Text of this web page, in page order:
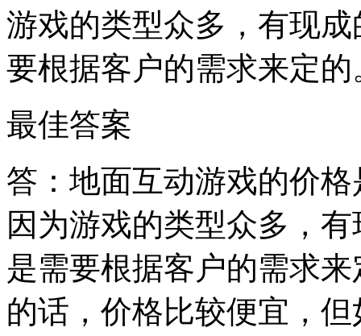
游戏的类型众多，有现
要根据客户的需求来定的
最佳答案
答：地面互动游戏的价
因为游戏的类型众多，
是需要根据客户的需求
的话，价格比较便宜，